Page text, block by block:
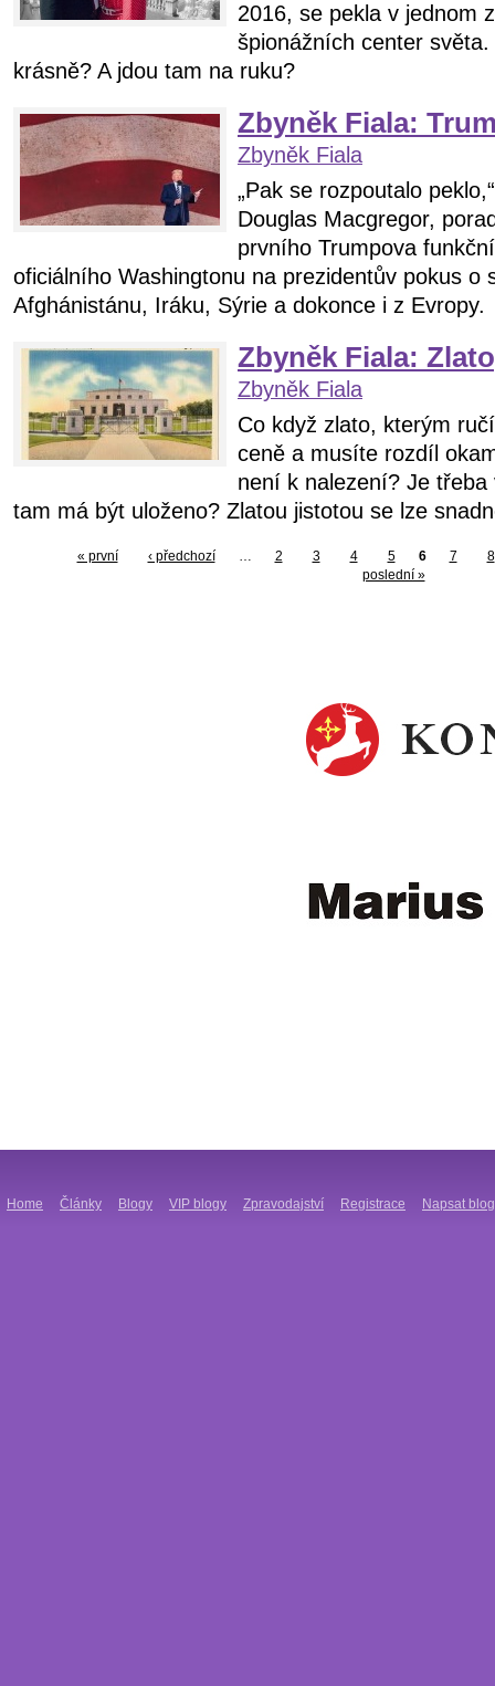
2016, se pekla v jednom
špionážních center
krásně? A jdou tam na ruku?
Zbyněk Fiala:
Zbyněk Fiala
„Pak se rozpoutalo
Douglas Macgregor,
prvního Trumpova
oficiálního Washingtonu na prezidentův pokus o
Afghánistánu, Iráku, Sýrie a dokonce i z Evropy.
Zbyněk Fiala:
Zbyněk Fiala
Co když zlato, kterým
ceně a musíte rozdíl
není k nalezení? Je
tam má být uloženo? Zlatou jistotou se lze
« první ‹ předchozí … 2 3 4 5 6 7
8
poslední »
Home Články Blogy VIP blogy Zpravodajství Registrace Napsat blog